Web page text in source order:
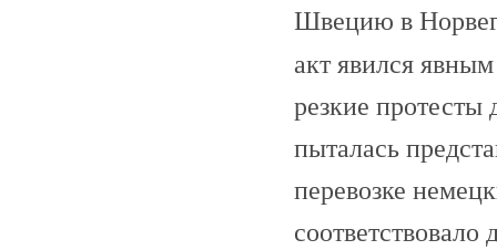
Швецию в
акт явился
резкие
пыталась
перевозке
соответствовало